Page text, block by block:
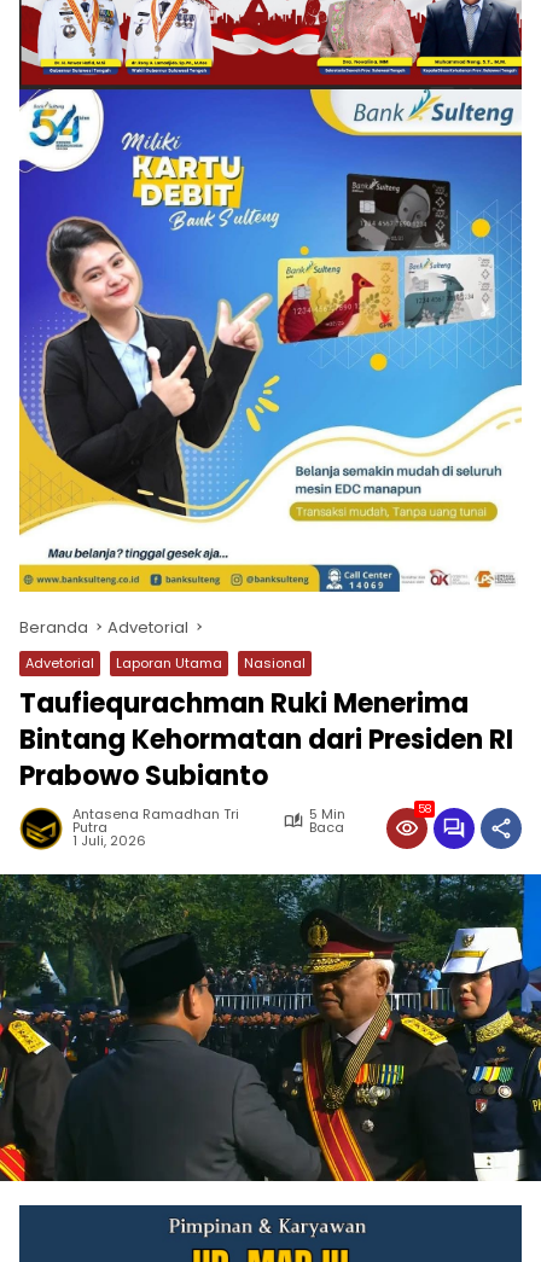
Beranda Advetorial
Advetorial Laporan Utama Nasional
Taufiequrachman Ruki Menerima
Bintang Kehormatan dari Presiden RI
Prabowo Subianto
Antasena Ramadhan Tri
Putra
5 Min
Baca
1 Juli, 2026
58